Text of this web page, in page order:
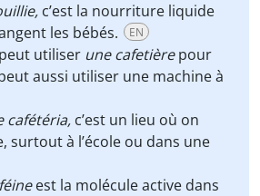
c’est la nourriture liquide
les bébés.
EN
utiliser une cafetièrepour
aussi utiliser une machine à
cafétéria, c’est un lieu où on
surtout à l’école ou dans une
est la molécule active dans